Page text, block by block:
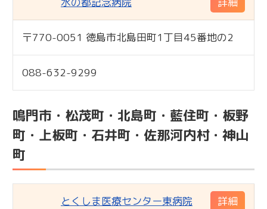
標準
〒770-0051 徳島市北島田町1丁目45番地の2
088-632-9299
鳴門市・松茂町・北島町・藍住町・板野
町・上板町・石井町・佐那河内村・神山
町
とくしま医療センター東病院 詳細